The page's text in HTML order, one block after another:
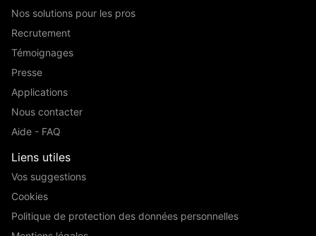
Nos solutions pour les pros
Recrutement
Témoignages
Presse
Applications
Nous contacter
Aide - FAQ
Liens utiles
Vos suggestions
Cookies
Politique de protection des données personnelles